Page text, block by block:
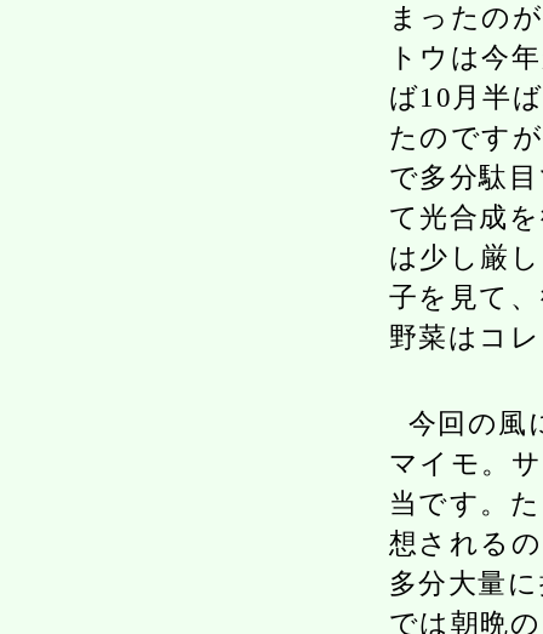
まったの
トウは今
ば10月半
たのです
で多分駄
て光合成
は少し厳
子を見て
野菜はコ
今回の風
マイモ。
当です。
想される
多分大量
では朝晩